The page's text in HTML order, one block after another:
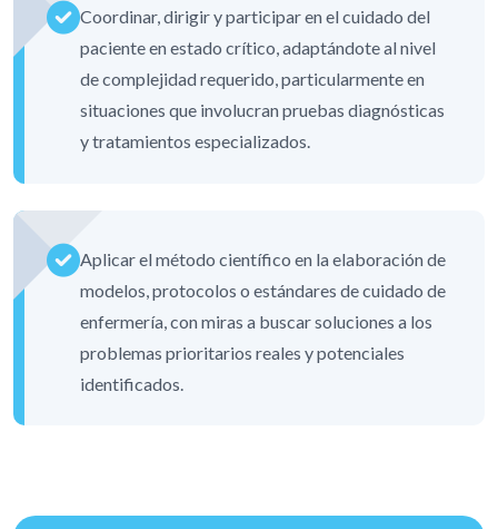
Coordinar, dirigir y participar en el cuidado del
paciente en estado crítico, adaptándote al nivel
de complejidad requerido, particularmente en
situaciones que involucran pruebas diagnósticas
y tratamientos especializados.
Aplicar el método científico en la elaboración de
modelos, protocolos o estándares de cuidado de
enfermería, con miras a buscar soluciones a los
problemas prioritarios reales y potenciales
identificados.